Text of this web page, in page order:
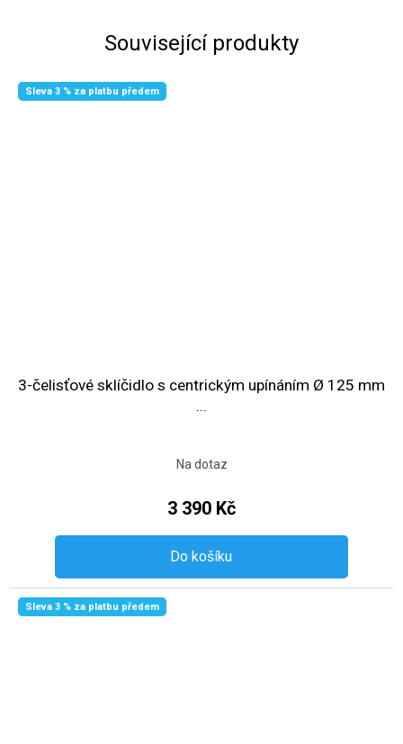
Související produkty
Sleva 3 % za platbu předem
3-čelisťové sklíčidlo s centrickým upínáním Ø 125 mm
...
Na dotaz
3 390 Kč
Do košíku
Sleva 3 % za platbu předem